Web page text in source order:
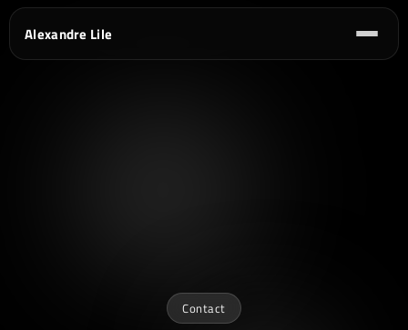
Alexandre Lile
Contact